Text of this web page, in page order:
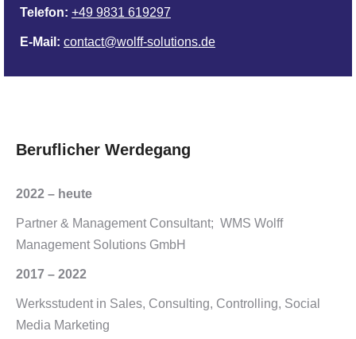
Telefon: +49 9831 619297
E-Mail: contact@wolff-solutions.de
Beruflicher Werdegang
2022 – heute
Partner & Management Consultant; WMS Wolff
Management Solutions GmbH
2017 – 2022
Werksstudent in Sales, Consulting, Controlling, Social
Media Marketing